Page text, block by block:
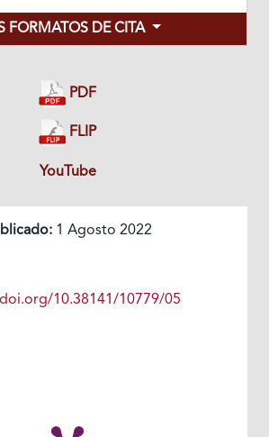
FORMATOS DE CITA
PDF
FLIP
YouTube
1 Agosto 2022
10.38141/10779/05